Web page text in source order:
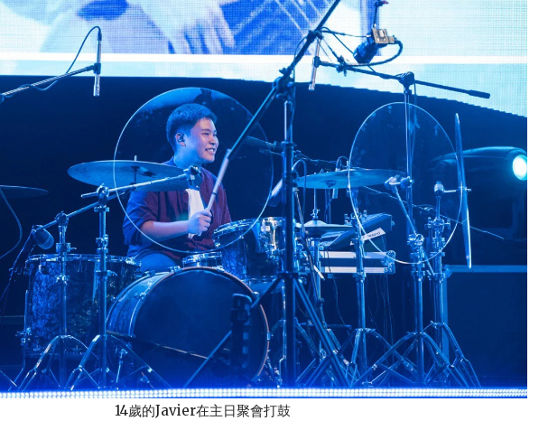
14歲的Javier在主日聚會打鼓